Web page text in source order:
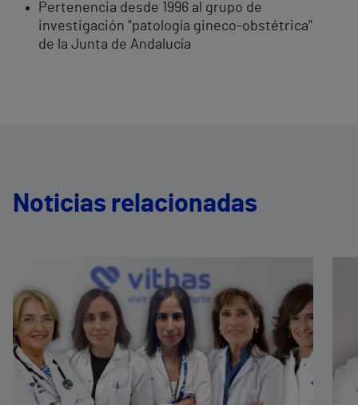
Pertenencia desde 1996 al grupo de
investigación "patología gineco-obstétrica"
de la Junta de Andalucía
Noticias relacionadas